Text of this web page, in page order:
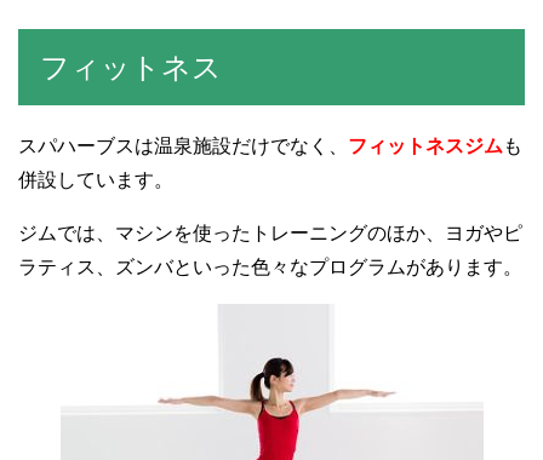
フィットネス
スパハーブスは温泉施設だけでなく、 フィットネスジム も
併設しています。
ジムでは、マシンを使ったトレーニングのほか、ヨガやピ
ラティス、ズンバといった色々なプログラムがあります。